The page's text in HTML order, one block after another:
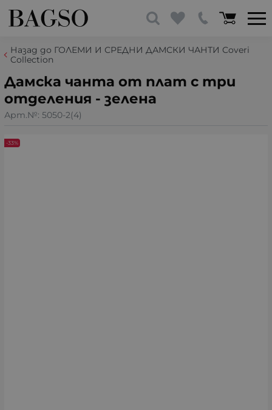
Назад до ГОЛЕМИ И СРЕДНИ ДАМСКИ ЧАНТИ Coveri
Collection
Дамска чанта от плат с три
отделения - зелена
Арт.№: 5050-2(4)
-33%